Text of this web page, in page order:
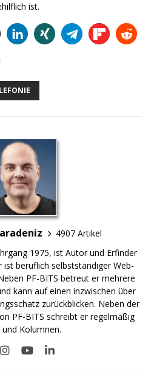
ist.
4907 Artikel
1975, ist Autor und Erfinder
ist beruflich selbstständiger Web-
PF-BITS betreut er mehrere
kann auf einen inzwischen über
zurückblicken. Neben der
PF-BITS schreibt er regelmäßig
Kolumnen.